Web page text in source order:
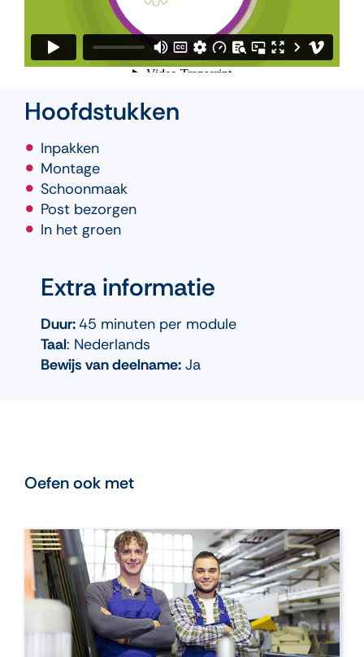
Hoofdstukken
Inpakken
Montage
Schoonmaak
Post bezorgen
In het groen
Extra informatie
Duur:45 minuten per module
Taal: Nederlands
Bewijs van deelname:Ja
Oefen ook met